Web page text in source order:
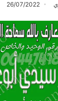
26/07/2022